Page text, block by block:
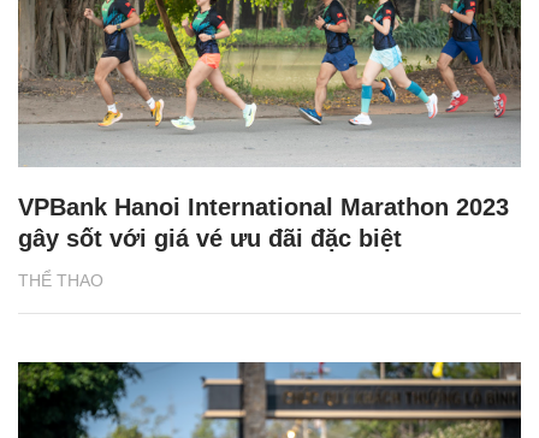
THỂ THAO
VPBank Hanoi International Marathon 2023
gây sốt với giá vé ưu đãi đặc biệt